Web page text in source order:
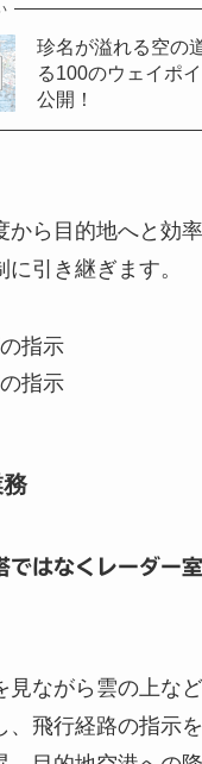
珍名が溢れる空の
る100のウェイポ
公開！
から目的地へと効
引き継ぎます。
指示
指示
ではなくレーダー
見ながら雲の上な
、飛行経路の指示